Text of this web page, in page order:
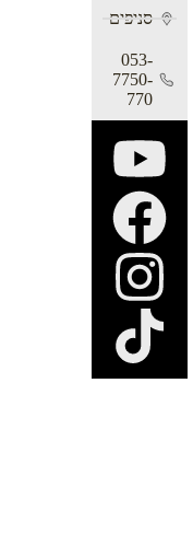
סניפים
053-
7750-
770